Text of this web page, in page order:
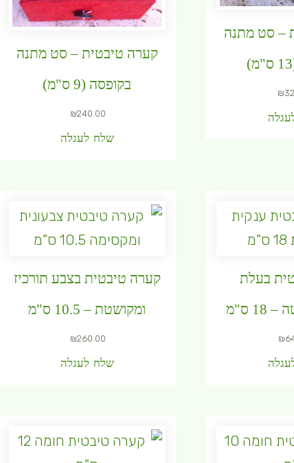
– סט מתנה
₪
קערה טיבטית – סט מתנה
בקופסה (9 ס"מ)
₪240.00
שלח לעגלה
בעלת
ס"מ
₪
קערה טיבטית בצבע תורכיז
ומקושטת – 10.5 ס"מ
₪260.00
שלח לעגלה